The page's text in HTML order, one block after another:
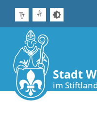
Stadt
im Stiftland